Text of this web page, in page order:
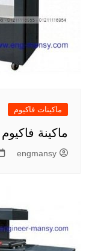
ماكينات فاكيوم
ماكينة
engmansy